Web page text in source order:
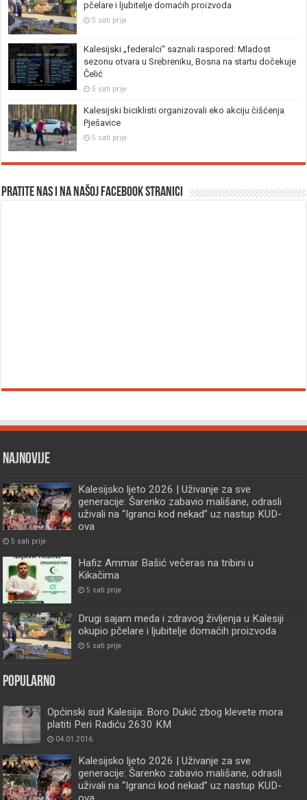
pčelare i ljubitelje domaćih proizvoda
5 sati prije
Kalesijski „federalci“ saznali raspored: Mladost
sezonu otvara u Srebreniku, Bosna na startu dočekuje
Čelić
5 sati prije
Kalesijski biciklisti organizovali eko akciju čišćenja
Pješavice
5 sati prije
Pratite nas i na našoj facebook stranici
Najnovije
Kalesijsko ljeto 2026 | Uživanje za sve
generacije: Šarenko zabavio mališane, odrasli
uživali na “Igranci kod nekad” uz nastup KUD-
ova
5 sati prije
Hafiz Ammar Bašić večeras na tribini u
Kikačima
5 sati prije
Drugi sajam meda i zdravog življenja u Kalesiji
okupio pčelare i ljubitelje domaćih proizvoda
5 sati prije
Popularno
Općinski sud Kalesija: Boro Dukić zbog klevete mora
platiti Peri Radiću 2630 KM
04.01.2016.
Kalesijsko ljeto 2026 | Uživanje za sve
generacije: Šarenko zabavio mališane, odrasli
uživali na “Igranci kod nekad” uz nastup KUD-